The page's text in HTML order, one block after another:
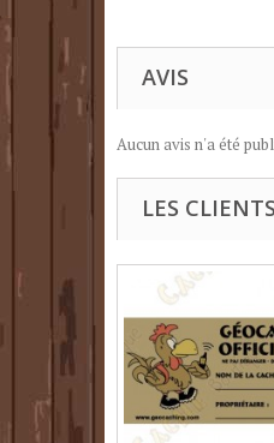
AVIS
Aucun avis n'a été
LES